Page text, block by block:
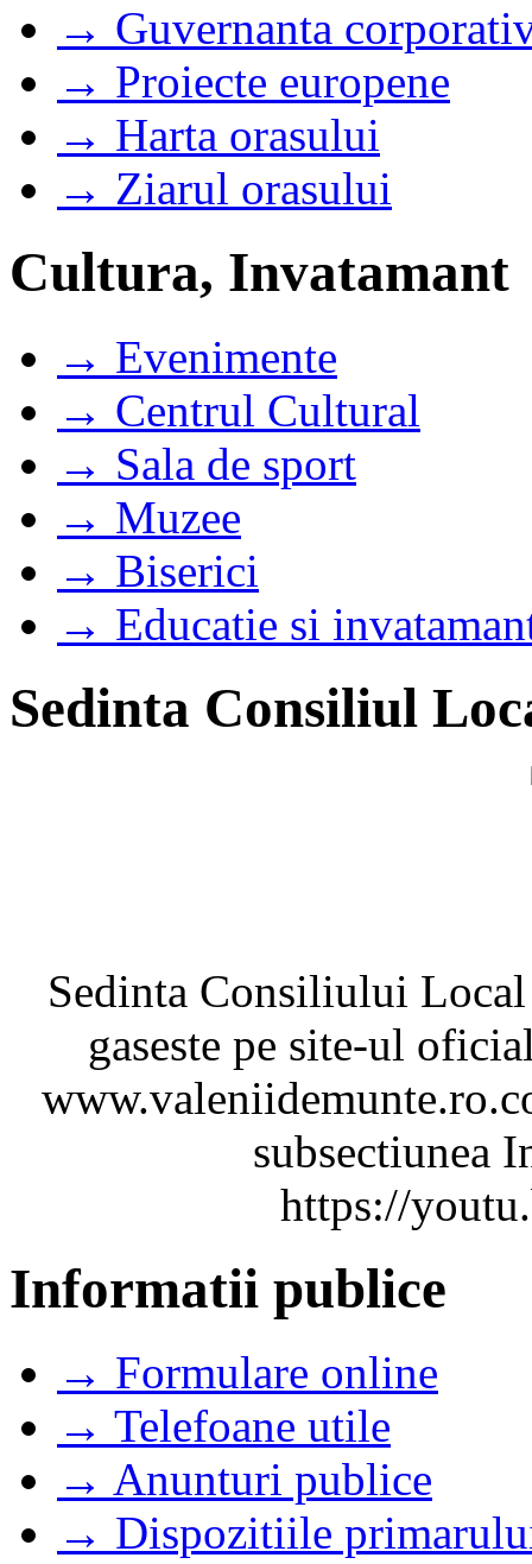
→ Guvernanta
→ Proiecte europene
→ Harta orasului
→ Ziarul orasului
Cultura, Invatamant
→ Evenimente
→ Centrul Cultural
→ Sala de sport
→ Muzee
→ Biserici
→ Educatie si
Sedinta Consiliul
Sedinta Consiliului
gaseste pe site-ul
subsectiunea
https://
Informatii publice
→ Formulare online
→ Telefoane utile
→ Anunturi publice
→ Dispozitiile